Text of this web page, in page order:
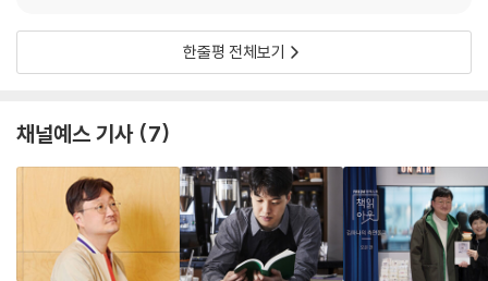
사람에서 사람으로 이어지는 시는 마지막 산문 「물방울 효과」에 이르러 ‘잘
여문 물방울이’ 되어 ‘굴러간다.’(104쪽) ‘물방울 한 점이 바다를 들썩이게
만든다’(105쪽)는 것은 시인이 앞서 언급한 ‘나도 모르게 나에게 영향을
한 점이 바다에 닿아 들썩이게 하는 그 모양은, 「물방울 효과」에서 말하듯
람이라는 이유로 ‘무시무시한’(105쪽) 영향력을 지닌다. 하나, 혹은 여러
개의 이름을 가지고 있을 모든 독자가 『나는 이름이 있었다』를 통해 그 영
향력을 느낄 수 있기를 바란다. 『나는 이름이 있었다』가 ‘사람’이기 때문에
다른 사람에게 영향을 미칠 수 있다는 그 사실만으로, ‘나의 존재’를, ‘나의
한줄평 전체보기
채널예스 기사 7